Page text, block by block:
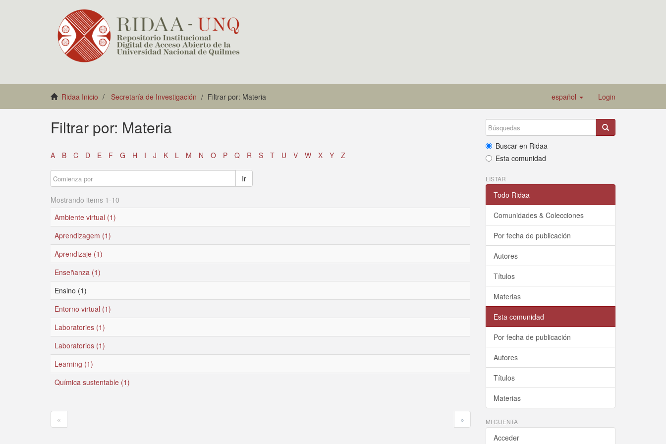
Ridaa Inicio Secretaría de Investigación Filtrar por: Materia español Login
Filtrar por: Materia
A B C D E F G H I J K L M N O P Q R S T U V W X Y Z
Ir
Mostrando items 1-10
Ambiente virtual (1)
Aprendizagem (1)
Aprendizaje (1)
Enseñanza (1)
Ensino (1)
Entorno virtual (1)
Laboratories (1)
Laboratorios (1)
Learning (1)
Química sustentable (1)
« »
Buscar en Ridaa
Esta comunidad
LISTAR
Todo Ridaa
Comunidades & Colecciones
Por fecha de publicación
Autores
Títulos
Materias
Esta comunidad
Por fecha de publicación
Autores
Títulos
Materias
MI CUENTA
Acceder